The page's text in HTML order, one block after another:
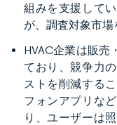
組みを支援して
が、調査対象市場
HVAC企業は販売
ており、競争力
ストを削減する
フォンアプリな
り、ユーザーは